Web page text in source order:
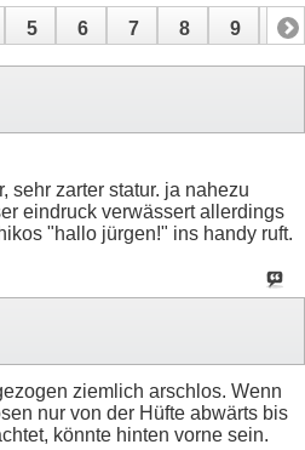
5 6 7 8 9 10
sehr zarter statur. ja nahezu
eindruck verwässert allerdings
"hallo jürgen!" ins handy ruft.
ziemlich arschlos. Wenn
nur von der Hüfte abwärts bis
könnte hinten vorne sein.